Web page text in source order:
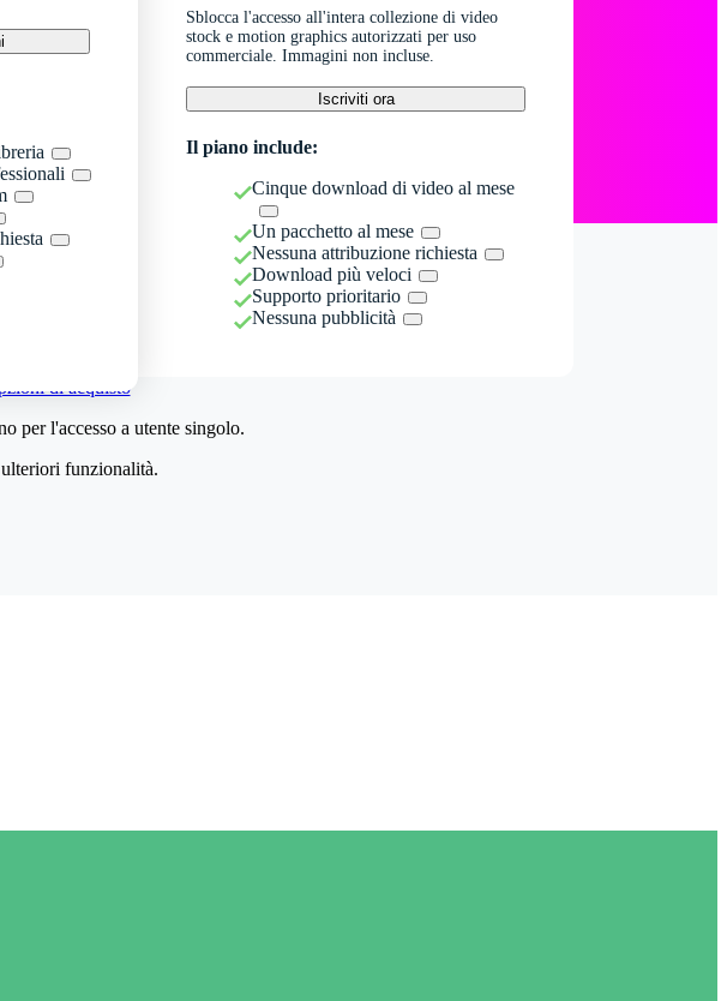
Sblocca l'accesso all'intera collezione di video
stock e motion graphics autorizzati per uso
commerciale. Immagini non incluse.
Iscriviti ora
Il piano include:
Cinque download di video al mese
Un pacchetto al mese
Nessuna attribuzione richiesta
Download più veloci
Supporto prioritario
Nessuna pubblicità
di acquisto
per l'accesso a utente singolo.
funzionalità.